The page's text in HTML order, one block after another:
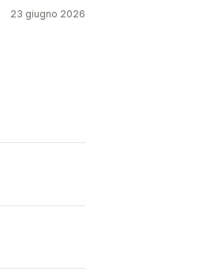
23 giugno 2026